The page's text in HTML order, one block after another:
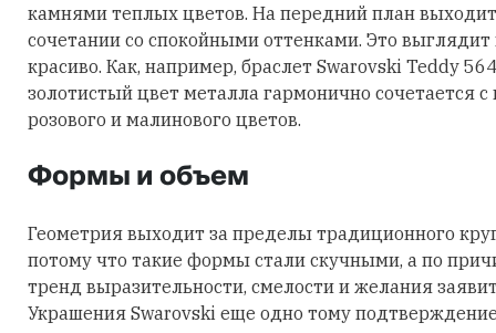
камнями теплых цветов. На передний план
сочетании со спокойными оттенками. Это
красиво. Как, например, браслет Swarovski Teddy
золотистый цвет металла гармонично сочетается
розового и малинового цветов.
Формы и объем
Геометрия выходит за пределы традиционного
потому что такие формы стали скучными, а по
тренд выразительности, смелости и желания
Украшения Swarovski еще одно тому